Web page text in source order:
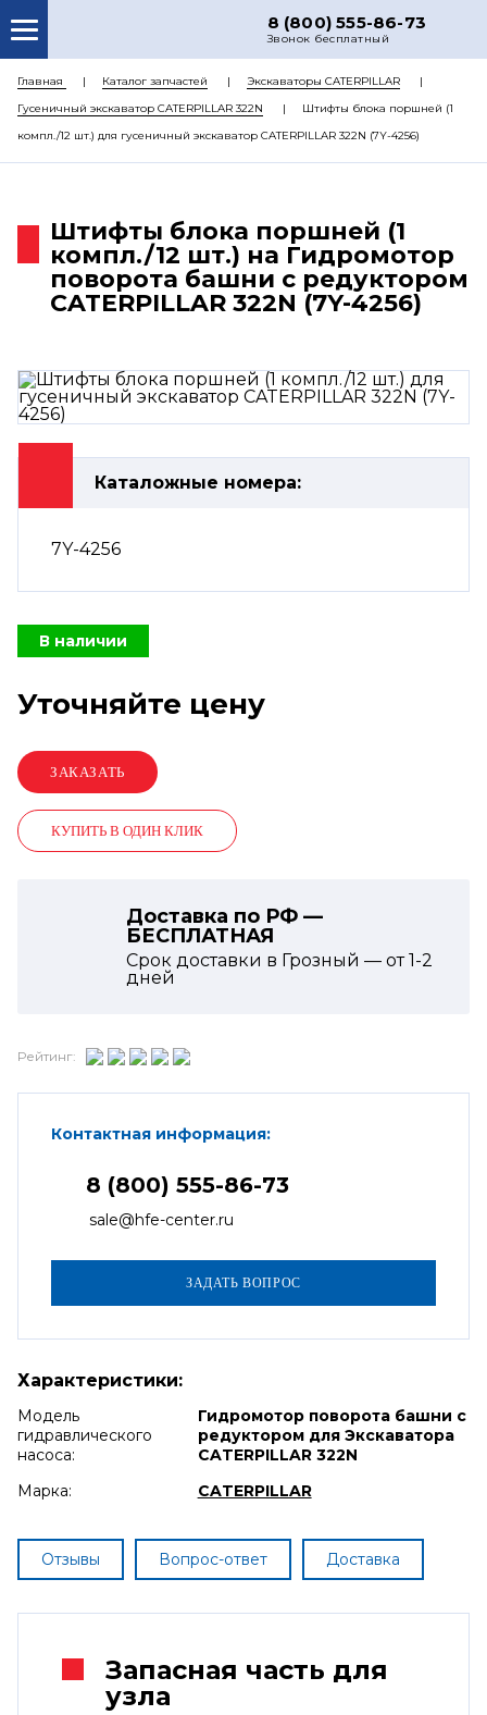
8 (800) 555-86-73
Звонок бесплатный
О НАС
КАТАЛОГ ЗАПЧАСТЕЙ
РЕМОНТ
ЦЕНЫ
КОНТАКТЫ
Главная Каталог запчастей
Экскаваторы CATERPILLAR
Гусеничный экскаватор CATERPILLAR 322N
Штифты блока поршней (1
компл./12 шт.) для гусеничный экскаватор CATERPILLAR 322N (7Y-4256)
Штифты блока поршней (1
компл./12 шт.) на Гидромотор
поворота башни с редуктором
CATERPILLAR 322N (7Y-4256)
Каталожные номера:
7Y-4256
В наличии
Уточняйте цену
КУПИТЬ В ОДИН КЛИК
Доставка по РФ —
БЕСПЛАТНАЯ
Срок доставки в Грозный — от1-2
дней
Рейтинг:
Контактная информация:
8 (800) 555-86-73
sale@hfe-center.ru
Характеристики:
Модель
гидравлического
насоса:
Гидромотор поворота башни с
редуктором для Экскаватора
CATERPILLAR 322N
Марка:
CATERPILLAR
Отзывы Вопрос-ответ Доставка
Запасная часть для
узла